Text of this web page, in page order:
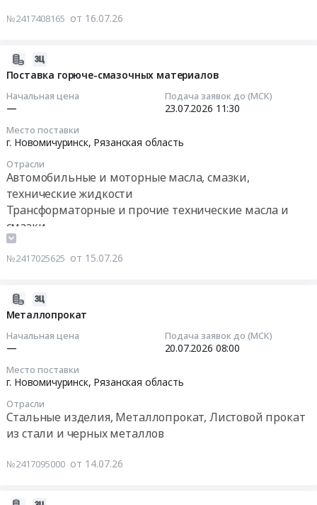
№2417408165 от 16.07.26
Поставка горюче-смазочных материалов
Начальная цена
—
Подача заявок до (МСК)
23.07.2026 11:30
Место поставки
г. Новомичуринск, Рязанская область
Отрасли
Автомобильные и моторные масла, смазки,
технические жидкости
Трансформаторные и прочие технические масла и
смазки
№2417025625 от 15.07.26
Металлопрокат
Начальная цена
—
Подача заявок до (МСК)
20.07.2026 08:00
Место поставки
г. Новомичуринск, Рязанская область
Отрасли
Стальные изделия, Металлопрокат, Листовой прокат
из стали и черных металлов
№2417095000 от 14.07.26